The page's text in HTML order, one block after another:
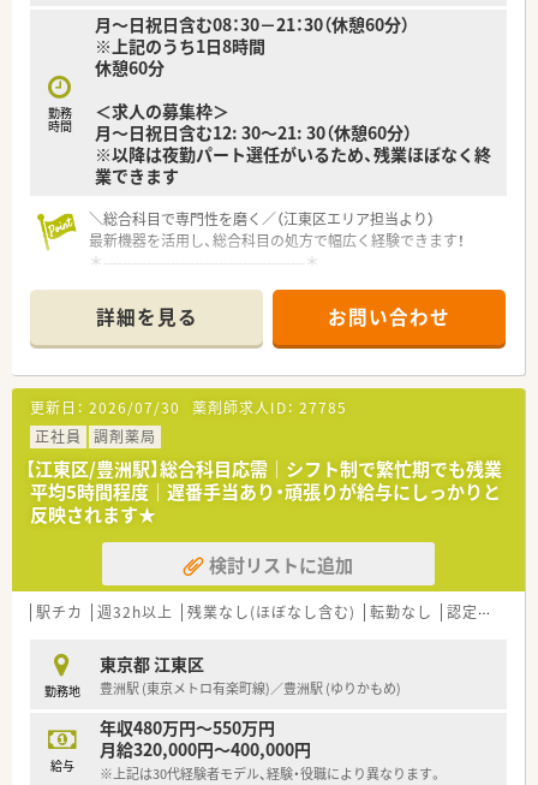
勤務
時間
月～日祝日含む08：30－21：30（休憩60分）
※上記のうち1日8時間
休憩60分
＜求人の募集枠＞
月～日祝日含む12: 30～21: 30（休憩60分）
※以降は夜勤パート選任がいるため、残業ほぼなく終
業できます
＼総合科目で専門性を磨く／（江東区エリア担当より）
最新機器を活用し、総合科目の処方で幅広く経験できます！
＊------------------------------------------＊
【店舗情報と応需状況について】
■豊洲駅から徒歩5分の好立地であり総合科目や小児科を中心に
平日200枚から250枚の処方箋を応需しております。。
■最新の全自動ピッキング機や全自動分包機など多様な調剤機
器を導入しております。
■繁忙期でも残業時間は月5時間程度です。
【勤務実態について】
■基本となる勤務時間は8時30分～21時30分の間で実働8時間
のシフト制となりメインとなります。
■今回のこちらの求人は遅番12：30～21：30選任枠の募集です、
通常シフトより年収がしっかり反映されます。
■24時間営業のため夜勤帯は基本、夜勤選任パートが担当して
おり、緊急時以外の勤務はありません。
■遅番対応には1回1000円の手当があり夜勤には1回7000円の
【法人特徴について】
■同法人としては江東区内に4店舗を運営しておりますが、グル
ープとしては全国に約100店舗を展開している薬局です。
■調剤薬局事業だけでなく医薬品販売や介護用品の販売ならび
にリースなど幅広い事業を展開し地域社会に貢献しています。
詳細を見る お問い合わせ
更新日： 2026/07/30 薬剤師求人ID： 27785
正社員
調剤薬局
【江東区/豊洲駅】総合科目応需｜シフト制で繁忙期でも残業
平均5時間程度｜遅番手当あり・頑張りが給与にしっかりと
反映されます★
検討リストに追加
駅チカ 週32h以上 残業なし(ほぼなし含む) 転勤なし 認定薬剤師取得支援あり
勤務地
東京都 江東区
豊洲駅 (東京メトロ有楽町線)／豊洲駅 (ゆりかもめ)
給与
年収480万円～550万円
月給320,000円～400,000円
※上記は30代経験者モデル、経験・役職により異なります。